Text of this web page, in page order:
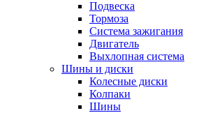
Подвеска
Тормоза
Система зажигания
Двигатель
Выхлопная система
Шины и диски
Колесные диски
Колпаки
Шины